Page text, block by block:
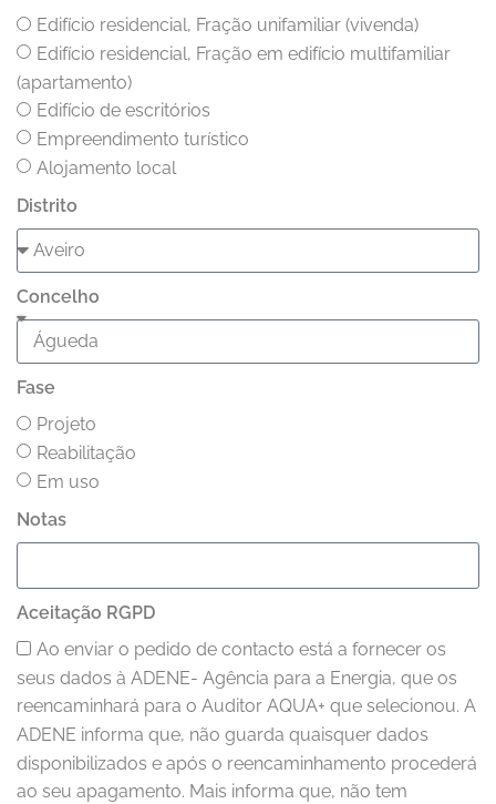
Edifício residencial, Fração unifamiliar (vivenda)
Edifício residencial, Fração em edifício multifamiliar
(apartamento)
Edifício de escritórios
Empreendimento turístico
Alojamento local
Distrito
Concelho
Fase
Projeto
Reabilitação
Em uso
Notas
Aceitação RGPD
Ao enviar o pedido de contacto está a fornecer os
seus dados à ADENE- Agência para a Energia, que os
reencaminhará para o Auditor AQUA+ que selecionou. A
ADENE informa que, não guarda quaisquer dados
disponibilizados e após o reencaminhamento procederá
ao seu apagamento. Mais informa que, não tem